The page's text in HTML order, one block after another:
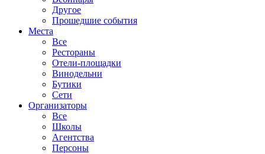
Другое
Прошедшие события
Места
Все
Рестораны
Отели-площадки
Винодельни
Бутики
Сети
Организаторы
Все
Школы
Агентства
Персоны